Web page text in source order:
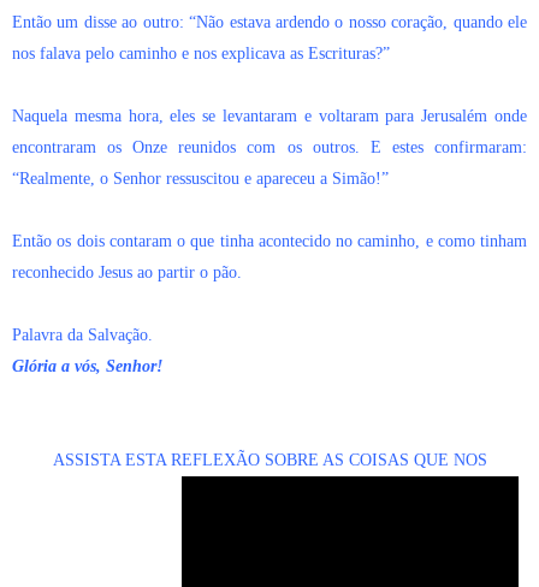
Então um disse ao outro: “Não estava ardendo o nosso coração, quando ele
nos falava pelo caminho e nos explicava as Escrituras?”
Naquela mesma hora, eles se levantaram e voltaram para Jerusalém onde
encontraram os Onze reunidos com os outros. E estes confirmaram:
“Realmente, o Senhor ressuscitou e apareceu a Simão!”
Então os dois contaram o que tinha acontecido no caminho, e como tinham
reconhecido Jesus ao partir o pão.
Palavra da Salvação.
Glória a vós, Senhor!
ASSISTA ESTA REFLEXÃO SOBRE AS COISAS QUE NOS